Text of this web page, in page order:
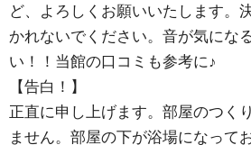
ど、よろしくお願いいたします。
かれないでください。音が気にな
い！！当館の口コミも参考に♪
【告白！】
正直に申し上げます。部屋のつく
ません。部屋の下が浴場になって